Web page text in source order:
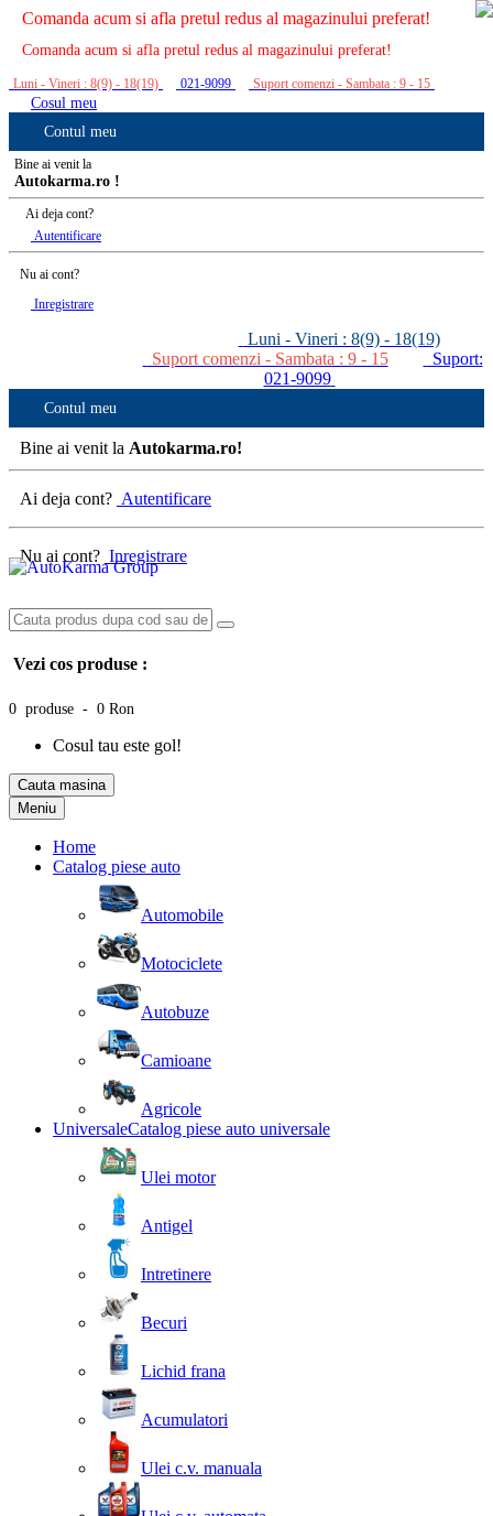
Comanda acum si afla pretul redus al magazinului preferat!
Comanda acum si afla pretul redus al magazinului preferat!
Luni - Vineri : 8(9) - 18(19) 021-9099 Suport comenzi - Sambata : 9 - 15
Cosul meu
Contul meu
Bine ai venit la
Autokarma.ro !
Ai deja cont?
Autentificare
Nu ai cont?
Inregistrare
Luni - Vineri : 8(9) - 18(19)
Suport comenzi - Sambata : 9 - 15
Suport:
021-9099
Contul meu
Bine ai venit la Autokarma.ro!
Ai deja cont? Autentificare
Nu ai cont? Inregistrare
Vezi cos produse :
0 produse - 0 Ron
Cosul tau este gol!
Cauta masina
Meniu
Home
Catalog piese auto
Automobile
Motociclete
Autobuze
Camioane
Agricole
UniversaleCatalog piese auto universale
Ulei motor
Antigel
Intretinere
Becuri
Lichid frana
Acumulatori
Ulei c.v. manuala